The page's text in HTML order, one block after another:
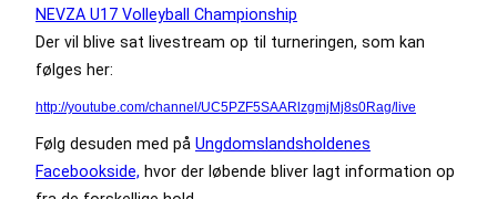
NEVZA U17 Volleyball Championship
Der vil blive sat livestream op til turneringen, som kan
følges her:
http://youtube.com/channel/UC5PZF5SAARlzgmjMj8s0Rag/live
Følg desuden med på Ungdomslandsholdenes
Facebookside, hvor der løbende bliver lagt information op